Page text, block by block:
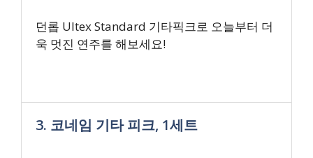
던롭 Ultex Standard 기타픽크로 오늘부터 더
욱 멋진 연주를 해보세요!
3. 코네임 기타 피크, 1세트